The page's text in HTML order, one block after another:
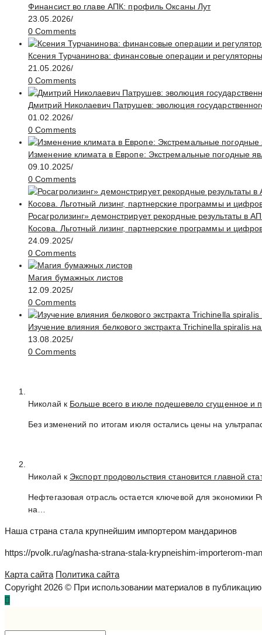
Финансист во главе АПК: профиль Оксаны Лут
23.05.2026/
0 Comments
Ксения Турчанинова: финансовые операции и
21.05.2026/
0 Comments
Дмитрий Николаевич Патрушев: эволюция
01.02.2026/
0 Comments
Изменение климата в Европе: Экстремальные погодные
09.10.2025/
0 Comments
Росагролизинг» демонстрирует рекордные результаты в
Косова. Льготный лизинг, партнерские программы и
24.09.2025/
0 Comments
Магия бумажных листов
12.09.2025/
0 Comments
Изучение влияния белкового экстракта Trichinella spiralis
13.08.2025/
0 Comments
Николай к Больше всего в июле подешевело сгущенное и
Без изменений по итогам июля остались цены на
Николай к Экспорт продовольствия становится главной
Нефтегазовая отрасль остается ключевой для
на…
Наша страна стала крупнейшим импортером мандаринов
https://pvolk.ru/ag/nasha-strana-stala-krypneishim-importerom-
Карта сайта Политика сайта
Copyright 2026 © При использовании материалов в